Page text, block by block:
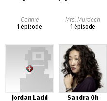
Connie
1 épisode
Mrs. Murdoch
1 épisode
Jordan Ladd Sandra Oh